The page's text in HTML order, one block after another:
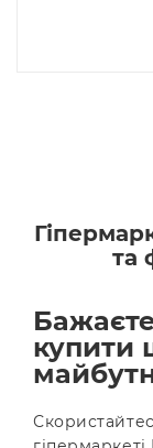
та
купити